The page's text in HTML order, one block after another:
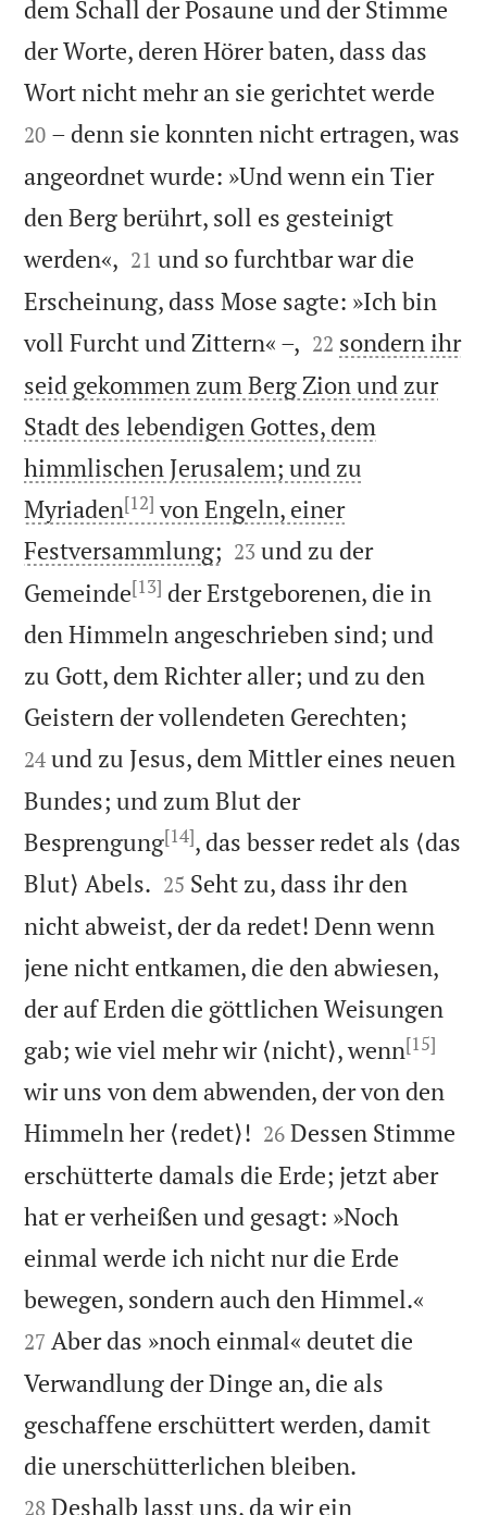
dem Schall der Posaune und der Stimme
der Worte, deren Hörer baten, dass das
Wort nicht mehr an sie gerichtet werde
20 – denn sie konnten nicht ertragen, was
angeordnet wurde: »Und wenn ein Tier
den Berg berührt, soll es gesteinigt
werden«, 

21 und so furchtbar war die
Erscheinung, dass Mose sagte: »Ich bin
voll Furcht und Zittern« –, 

22 sondern ihr
seid gekommen zum Berg Zion und zur
Stadt des lebendigen Gottes, dem
himmlischen Jerusalem; und zu
Myriaden[12] von Engeln, einer
Festversammlung; 

23 und zu der
Gemeinde[13] der Erstgeborenen, die in
den Himmeln angeschrieben sind; und
zu Gott, dem Richter aller; und zu den
Geistern der vollendeten Gerechten;
24 und zu Jesus, dem Mittler eines neuen
Bundes; und zum Blut der
Besprengung[14], das besser redet als ⟨das
Blut⟩ Abels. 

25 Seht zu, dass ihr den
nicht abweist, der da redet! Denn wenn
jene nicht entkamen, die den abwiesen,
der auf Erden die göttlichen Weisungen
gab; wie viel mehr wir ⟨nicht⟩, wenn[15]
wir uns von dem abwenden, der von den
Himmeln her ⟨redet⟩! 

26 Dessen Stimme
erschütterte damals die Erde; jetzt aber
hat er verheißen und gesagt: »Noch
einmal werde ich nicht nur die Erde
bewegen, sondern auch den Himmel.«
27 Aber das »noch einmal« deutet die
Verwandlung der Dinge an, die als
geschaffene erschüttert werden, damit
die unerschütterlichen bleiben.
28 Deshalb lasst uns, da wir ein